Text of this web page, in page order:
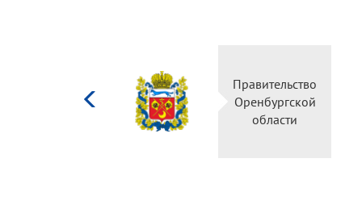
Правительство
Оренбургской
области